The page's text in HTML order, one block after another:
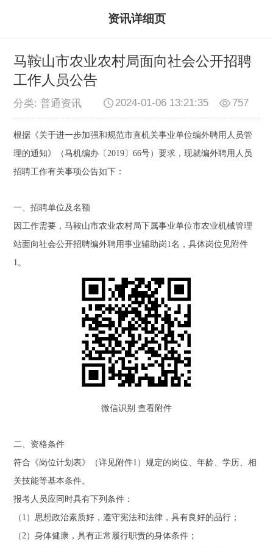
资讯详细页
马鞍山市农业农村局面向社会公开招聘
工作人员公告
分类: 普通资讯 757
2024-01-06 13:21:35
根据《关于进一步加强和规范市直机关事业单位编外聘用人员管
理的通知》（马机编办〔2019〕66号）要求，现就编外聘用人员
招聘工作有关事项公告如下：
一、招聘单位及名额
因工作需要，马鞍山市农业农村局下属事业单位市农业机械管理
站面向社会公开招聘编外聘用事业辅助岗1名，具体岗位见附件
1。
微信识别 查看附件
二、资格条件
符合《岗位计划表》（详见附件1）规定的岗位、年龄、学历、相
关技能等基本条件。
报考人员应同时具有下列条件：
（1）思想政治素质好，遵守宪法和法律，具有良好的品行；
（2）身体健康，具有正常履行职责的身体条件；